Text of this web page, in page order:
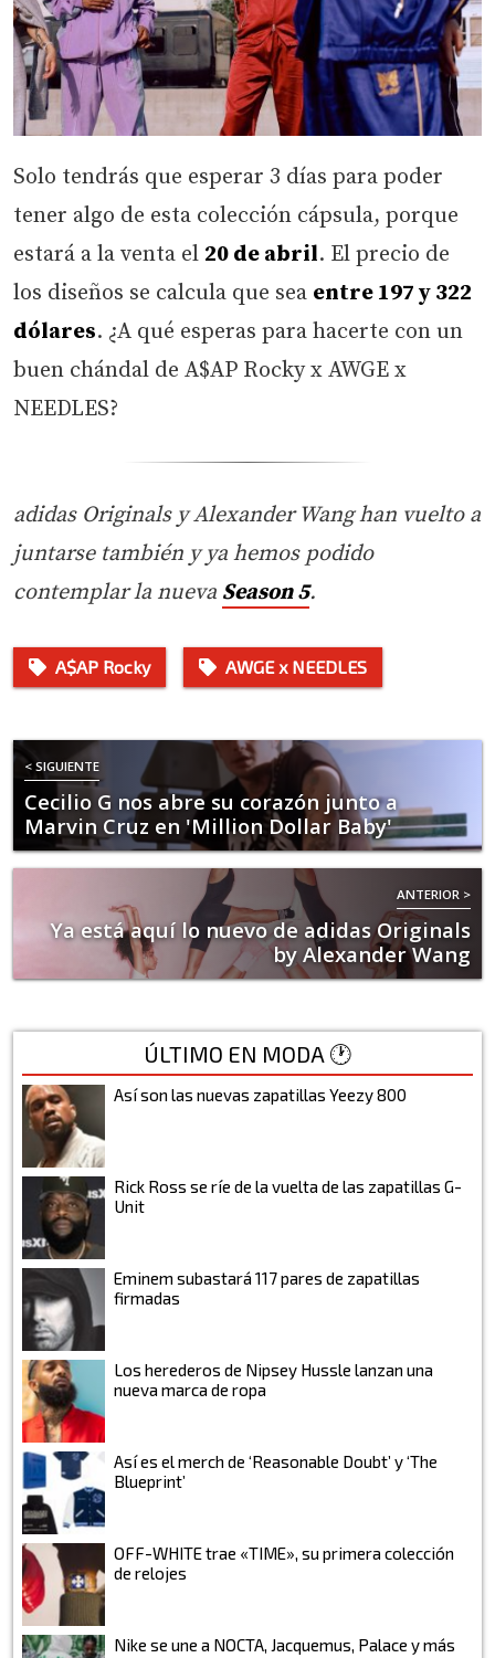
Solo tendrás que esperar 3 días para poder
tener algo de esta colección cápsula, porque
estará a la venta el 20 de abril. El precio de
los diseños se calcula que sea entre 197 y 322
dólares. ¿A qué esperas para hacerte con un
buen chándal de A$AP Rocky x AWGE x
NEEDLES?
adidas Originals y Alexander Wang han vuelto a
juntarse también y ya hemos podido
contemplar la nueva Season 5.
A$AP Rocky AWGE x NEEDLES
< SIGUIENTE
Cecilio G nos abre su corazón junto a
Marvin Cruz en 'Million Dollar Baby'
ANTERIOR >
Ya está aquí lo nuevo de adidas Originals
by Alexander Wang
ÚLTIMO EN MODA 🕐
Así son las nuevas zapatillas Yeezy 800
Rick Ross se ríe de la vuelta de las zapatillas G-
Unit
Eminem subastará 117 pares de zapatillas
firmadas
Los herederos de Nipsey Hussle lanzan una
nueva marca de ropa
Así es el merch de ‘Reasonable Doubt’ y ‘The
Blueprint’
OFF-WHITE trae «TIME», su primera colección
de relojes
Nike se une a NOCTA, Jacquemus, Palace y más